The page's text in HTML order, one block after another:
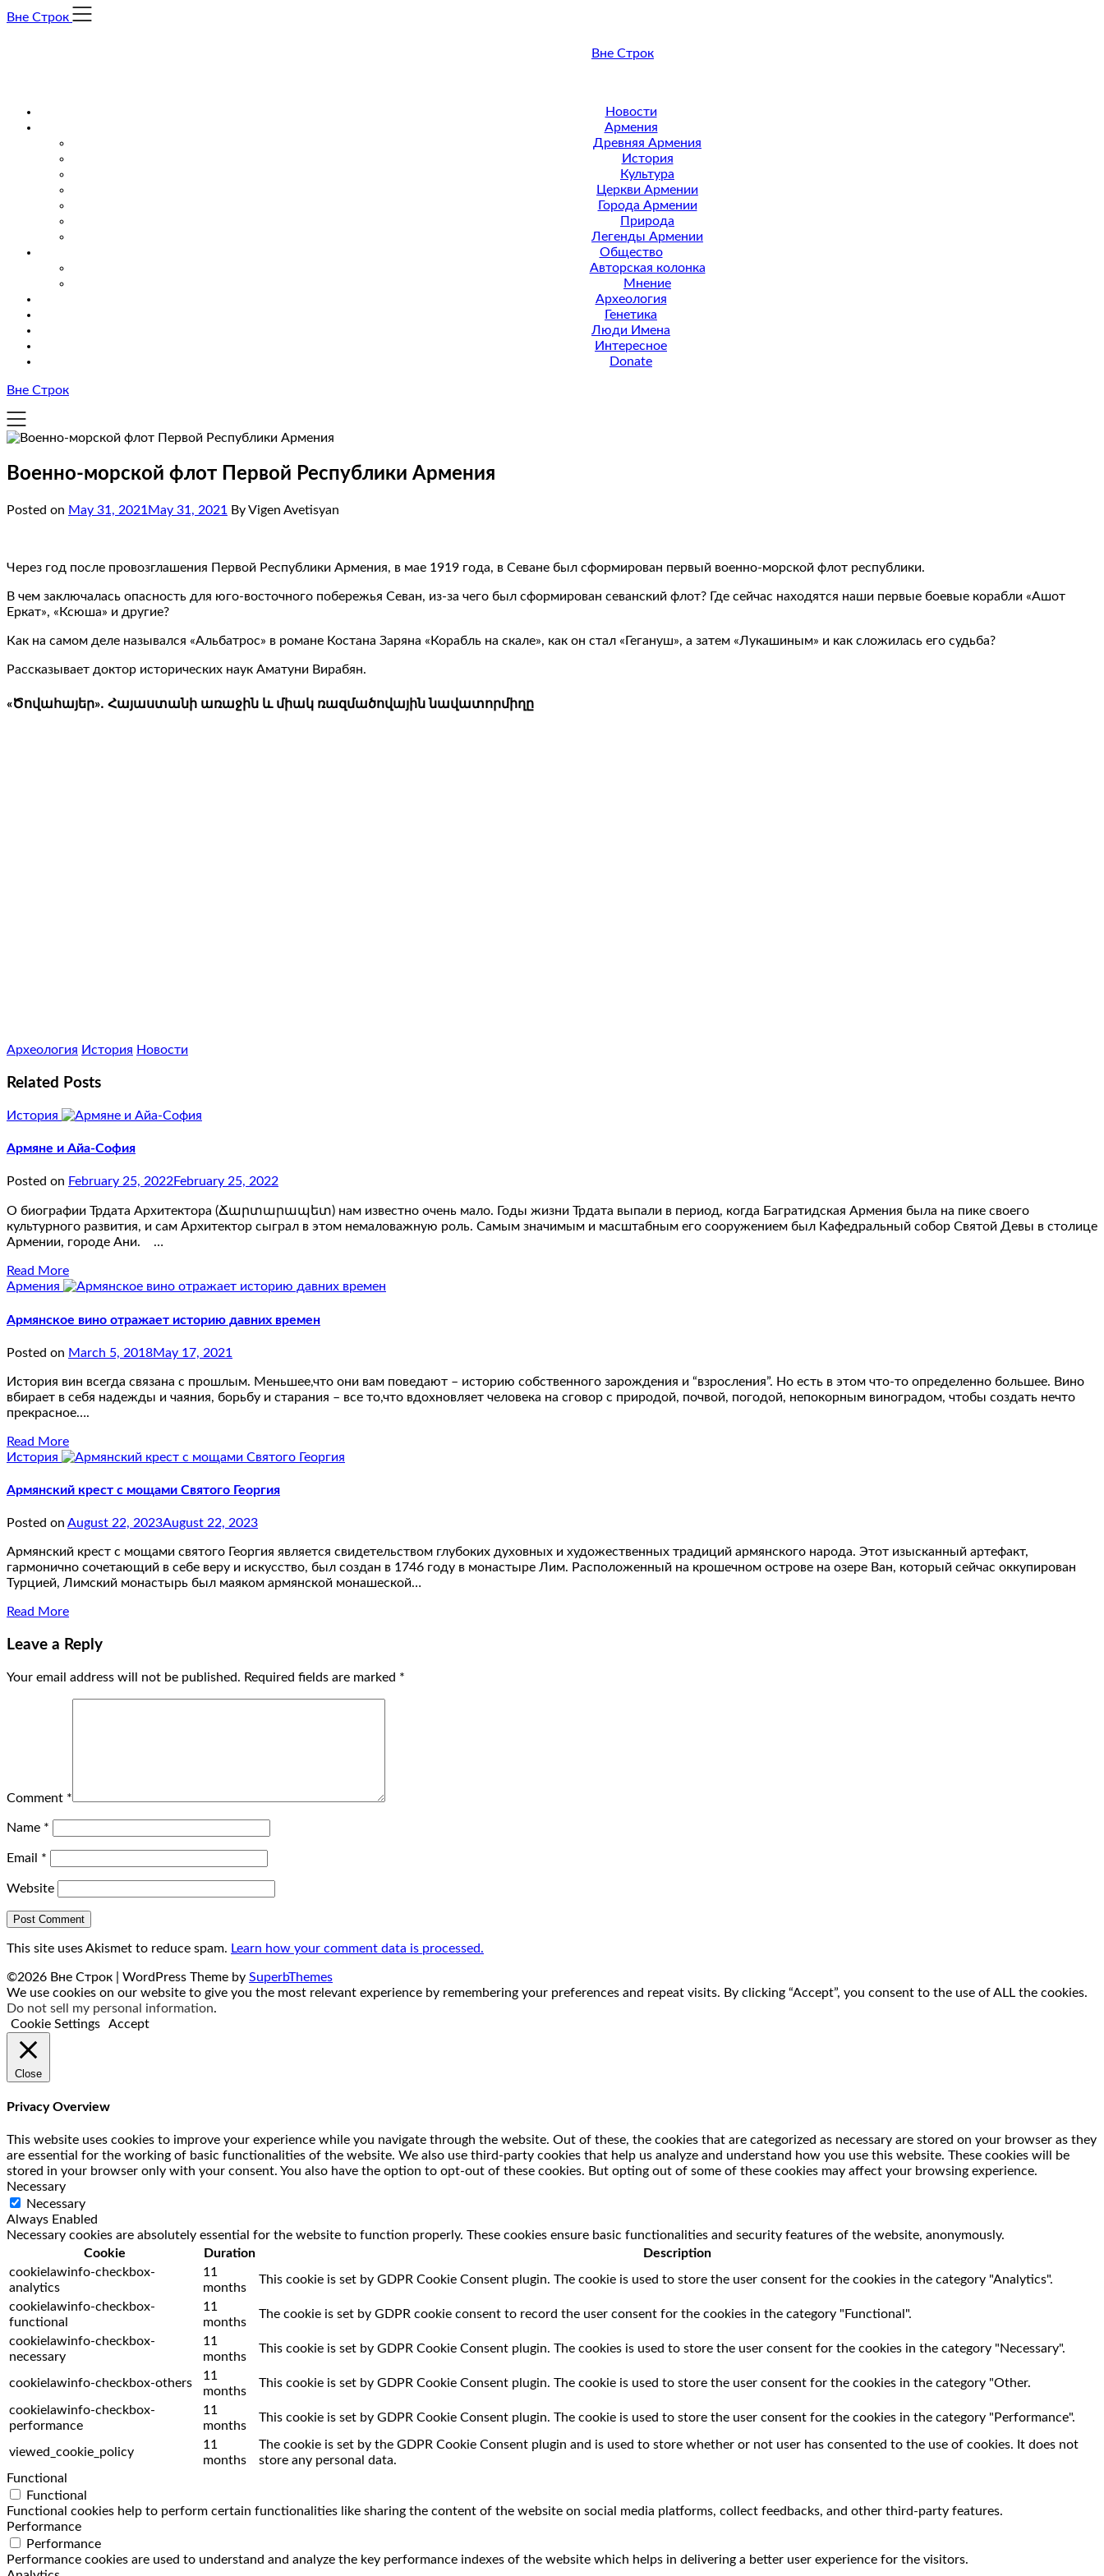
Skip
Вне Строк
Вне Строк
Новости
Армения
Древняя Армения
История
Культура
Церкви Армении
Города Армении
Природа
Легенды Армении
Общество
Авторская колонка
Мнение
Археология
Генетика
Люди Имена
Интересное
Donate
Вне Строк
Военно-морской флот Первой Республики Армения
Posted on May 31, 2021 May 31, 2021 By Vigen Avetisyan
Через год после провозглашения Первой Республики Армения, в мае 1919 года, в Севане был сформирован первый военно-морской флот республики.
В чем заключалась опасность для юго-восточного побережья Севан, из-за чего был сформирован севанский флот? Где сейчас находятся наши первые боевые корабли «Ашот
Еркат», «Ксюша» и другие?
Как на самом деле назывался «Альбатрос» в романе Костана Заряна «Корабль на скале», как он стал «Гегануш», а затем «Лукашиным» и как сложилась его судьба?
Рассказывает доктор исторических наук Аматуни Вирабян.
«Ծովահայեր»․ Հայաստանի առաջին և միակ ռազմածովային նավատորմիղը
Археология История Новости
Related Posts
История
Армяне и Айа-София
Posted on February 25, 2022February 25, 2022
О биографии Трдата Архитектора (Ճարտարապետ) нам известно очень мало. Годы жизни Трдата выпали в период, когда Багратидская Армения была на пике своего
культурного развития, и сам Архитектор сыграл в этом немаловажную роль. Самым значимым и масштабным его сооружением был Кафедральный собор Святой Девы в столице
Армении, городе Ани. …
Read More
Армения
Армянское вино отражает историю давних времен
Posted on March 5, 2018May 17, 2021
История вин всегда связана с прошлым. Меньшее,что они вам поведают – историю собственного зарождения и “взросления”. Но есть в этом что-то определенно большее. Вино
вбирает в себя надежды и чаяния, борьбу и старания – все то,что вдохновляет человека на сговор с природой, почвой, погодой, непокорным виноградом, чтобы создать нечто
прекрасное….
Read More
История
Армянский крест с мощами Святого Георгия
Posted on August 22, 2023August 22, 2023
Армянский крест с мощами святого Георгия является свидетельством глубоких духовных и художественных традиций армянского народа. Этот изысканный артефакт,
гармонично сочетающий в себе веру и искусство, был создан в 1746 году в монастыре Лим. Расположенный на крошечном острове на озере Ван, который сейчас оккупирован
Турцией, Лимский монастырь был маяком армянской монашеской…
Read More
Leave a Reply
Your email address will not be published. Required fields are marked *
Comment *
Name *
Email *
Website
This site uses Akismet to reduce spam. Learn how your comment data is processed.
©2026 Вне Строк | WordPress Theme by SuperbThemes
We use cookies on our website to give you the most relevant experience by remembering your preferences and repeat visits. By clicking “Accept”, you consent to the use of ALL the cookies.
Do not sell my personal information.
Cookie Settings
Accept
Close
Privacy Overview
This website uses cookies to improve your experience while you navigate through the website. Out of these, the cookies that are categorized as necessary are stored on your browser as they
are essential for the working of basic functionalities of the website. We also use third-party cookies that help us analyze and understand how you use this website. These cookies will be
stored in your browser only with your consent. You also have the option to opt-out of these cookies. But opting out of some of these cookies may affect your browsing experience.
Necessary
Necessary
Always Enabled
Necessary cookies are absolutely essential for the website to function properly. These cookies ensure basic functionalities and security features of the website, anonymously.
Cookie
Duration
Description
cookielawinfo-checkbox-
analytics
11
months
This cookie is set by GDPR Cookie Consent plugin. The cookie is used to store the user consent for the cookies in the category "Analytics".
cookielawinfo-checkbox-
functional
11
months
The cookie is set by GDPR cookie consent to record the user consent for the cookies in the category "Functional".
cookielawinfo-checkbox-
necessary
11
months
This cookie is set by GDPR Cookie Consent plugin. The cookies is used to store the user consent for the cookies in the category "Necessary".
cookielawinfo-checkbox-others
11
months
This cookie is set by GDPR Cookie Consent plugin. The cookie is used to store the user consent for the cookies in the category "Other.
cookielawinfo-checkbox-
performance
11
months
This cookie is set by GDPR Cookie Consent plugin. The cookie is used to store the user consent for the cookies in the category "Performance".
viewed_cookie_policy
11
months
The cookie is set by the GDPR Cookie Consent plugin and is used to store whether or not user has consented to the use of cookies. It does not
store any personal data.
Functional
Functional
Functional cookies help to perform certain functionalities like sharing the content of the website on social media platforms, collect feedbacks, and other third-party features.
Performance
Performance
Performance cookies are used to understand and analyze the key performance indexes of the website which helps in delivering a better user experience for the visitors.